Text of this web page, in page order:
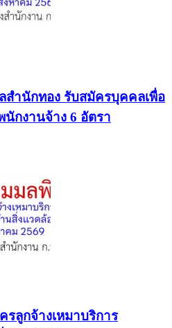
สำนักทอง รับสมัครบุคคลเพื่อ
นักงานจ้าง 6 อัตรา
ลูกจ้างเหมาบริการ